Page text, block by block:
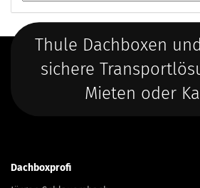
Thule Dachboxen
sichere
Mieten oder
Dachboxprofi